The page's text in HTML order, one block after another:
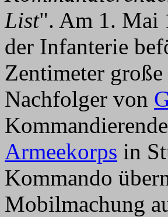
List". Am 1. Mai
der Infanterie
Zentimeter
Nachfolger von
Armeekorps in
Kommando
Mobilmachung